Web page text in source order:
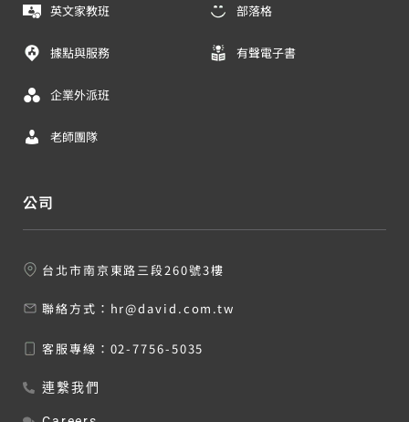
英文家教班
據點與服務
企業外派班
老師團隊
部落格
有聲電子書
公司
台北市南京東路三段260號3樓
聯絡方式： hr@david.com.tw
客服專線： 02-7756-5035
連繫我們